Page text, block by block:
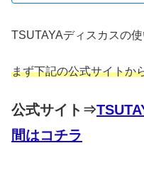
TSUTAYAディスカスの使
まず下記の公式サイトか
公式サイト⇒
間はコチラ